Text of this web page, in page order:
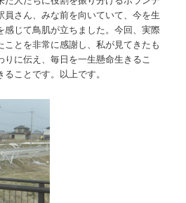
員さん、みな前を向いていて、今を生
感じて鳥肌が立ちました。今回、実際
ことを非常に感謝し、私が見てきたも
に伝え、毎日を一生懸命生きるこ
ことです。以上です。